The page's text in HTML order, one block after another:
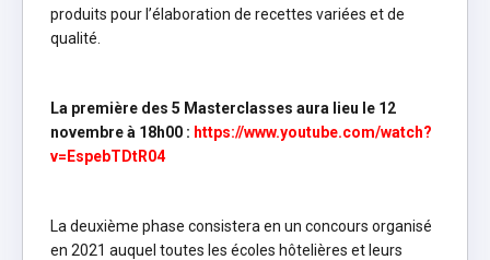
produits pour l’élaboration de recettes variées et de
qualité.
La première des 5 Masterclasses aura lieu le 12
novembre à 18h00 : https://www.youtube.com/watch?
v=EspebTDtR04
La deuxième phase consistera en un concours organisé
en 2021 auquel toutes les écoles hôtelières et leurs